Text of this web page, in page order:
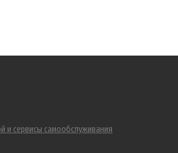
и сервисы самообслуживания